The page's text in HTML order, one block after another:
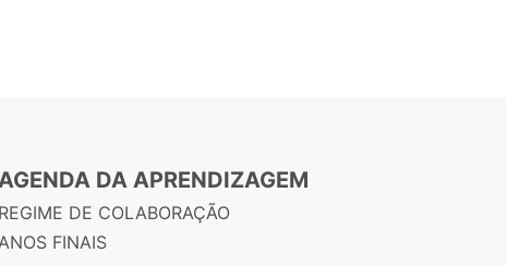
DA APRENDIZAGEM
REGIME DE COLABORAÇÃO
FINAIS